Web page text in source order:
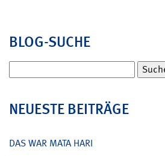
BLOG-SUCHE
nach:
NEUESTE BEITRÄGE
DAS WAR MATA HARI